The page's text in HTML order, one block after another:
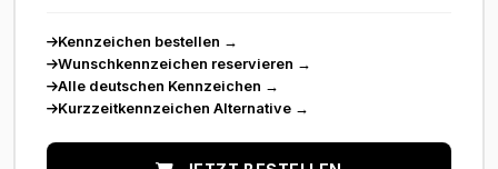
Kennzeichen bestellen →
Wunschkennzeichen reservieren →
Alle deutschen Kennzeichen →
Kurzzeitkennzeichen Alternative →